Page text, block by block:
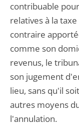
contribuable
relatives à la
contraire
comme son
revenus, le
son jugement
lieu, sans qu'il
autres moyens
l'annulation.